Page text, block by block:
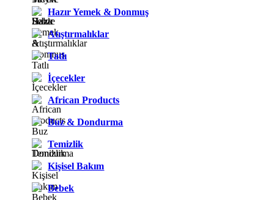
Hazır Yemek & Donmuş
Atıştırmalıklar
Tatlı
İçecekler
African Products
Buz & Dondurma
Temizlik
Kişisel Bakım
Bebek